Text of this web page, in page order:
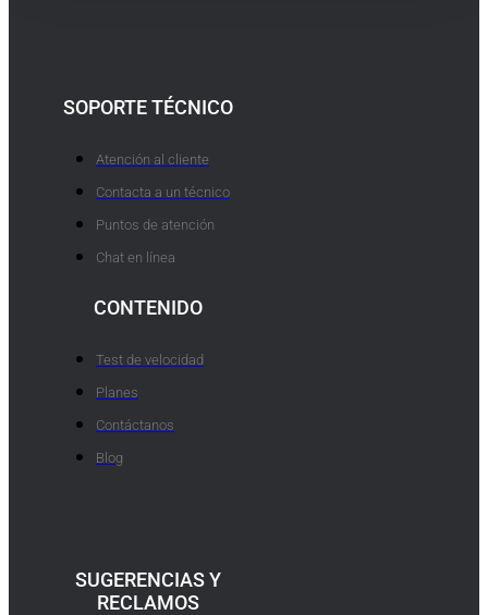
SOPORTE TÉCNICO
Atención al cliente
Contacta a un técnico
Puntos de atención
Chat en línea
CONTENIDO
Test de velocidad
Planes
Contáctanos
Blog
SUGERENCIAS Y
RECLAMOS